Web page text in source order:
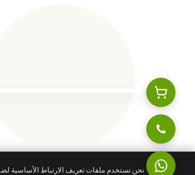
نحن نستخدم ملفات تعريف الارتباط الأساسية